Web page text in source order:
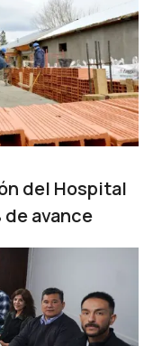
del Hospital
de avance